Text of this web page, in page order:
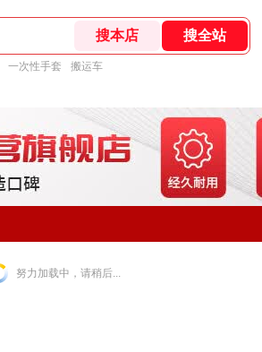
一次性手套 搬运车
努力加载中，请稍后...